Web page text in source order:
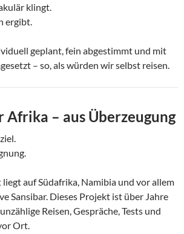
klingt.
ergibt.
geplant, fein abgestimmt und mit
– so, als würden wir selbst reisen.
Afrika – aus Überzeugung
auf Südafrika, Namibia und vor allem
Sansibar. Dieses Projekt ist über Jahre
Reisen, Gespräche, Tests und
Ort.